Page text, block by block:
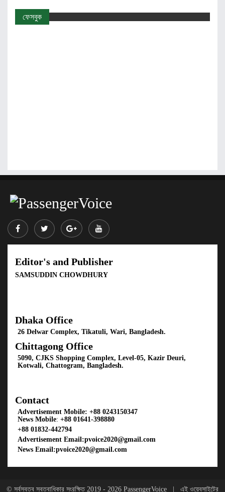
ফেসবুক
Editor's and Publisher
SAMSUDDIN CHOWDHURY
Dhaka Office
26 Delwar Complex, Tikatuli, Wari, Bangladesh.
Chittagong Office
5090, CJKS Shopping Complex, Level-05, Kazir Deuri,
Kotwali, Chattogram, Bangladesh.
Contact
Advertisement Mobile: +88 0243150347
News Mobile: +88 01641-398880
+88 01832-442794
Advertisement Email:pvoice2020@gmail.com
News Email:pvoice2020@gmail.com
© সর্বস্বত্ব স্বত্বাধিকার সংরক্ষিত 2019 - 2026 PassengerVoice | এই ওয়েবসাইটের